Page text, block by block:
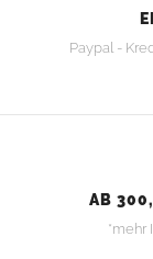
Paypal -
AB